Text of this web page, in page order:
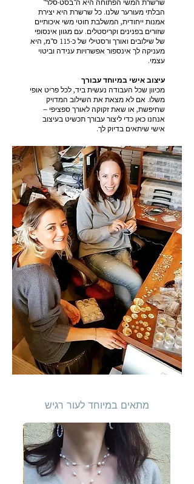
שרשרת המשי הפתוחה היא ה"בסט-סלר"
הבלתי מעורער שלנו. כל שרשרת היא יצירת
אמנות ייחודית, המשלבת חוטי משי איכותיים
שזורים בפנינים וקריסטלים. עם מגוון אינסופי
של שילובים ואורך ורסטילי של כ-115 ס"מ, היא
מעניקה לך אינספור אפשרויות ענידה וביטוי
עצמי.
עיצוב אישי במיוחד עבורך
מכיוון שכל העבודה נעשית ביד, לכל פריט אופי
משלו. אם לא מצאת את השילוב המדויק
שחיפשת, או שאת זקוקה לאורך ספציפי –
אנחנו כאן כדי ליצור עבורך תכשיט בעיצוב
אישי שיתאים בדיוק לך.
מתאים במיוחד לעור רגיש